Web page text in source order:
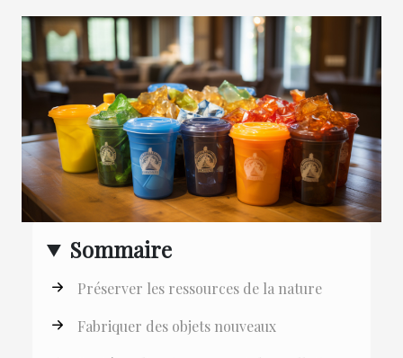
Sommaire
Préserver les ressources de la nature
Fabriquer des objets nouveaux